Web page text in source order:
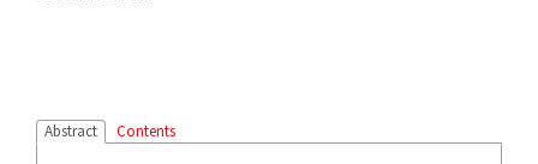
Abstract Contents